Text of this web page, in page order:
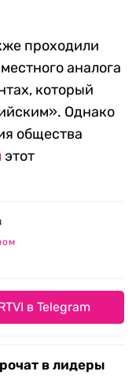
проходили
аналога
который
Однако
общества
этот
в Telegram
в лидеры